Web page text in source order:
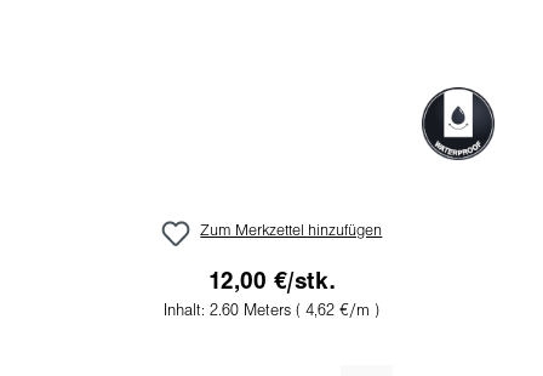
Zum Merkzettel hinzufügen
12,00 €/stk.
Inhalt: 2.60 Meters ( 4,62 €/m )